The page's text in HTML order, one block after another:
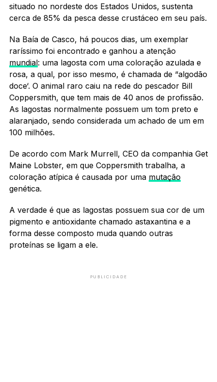
situado no nordeste dos Estados Unidos, sustenta
cerca de 85% da pesca desse crustáceo em seu país.
Na Baía de Casco, há poucos dias, um exemplar
raríssimo foi encontrado e ganhou a atenção
mundial: uma lagosta com uma coloração azulada e
rosa, a qual, por isso mesmo, é chamada de “algodão
doce‘. O animal raro caiu na rede do pescador Bill
Coppersmith, que tem mais de 40 anos de profissão.
As lagostas normalmente possuem um tom preto e
alaranjado, sendo considerada um achado de um em
100 milhões.
De acordo com Mark Murrell, CEO da companhia Get
Maine Lobster, em que Coppersmith trabalha, a
coloração atípica é causada por uma mutação
genética.
A verdade é que as lagostas possuem sua cor de um
pigmento e antioxidante chamado astaxantina e a
forma desse composto muda quando outras
proteínas se ligam a ele.
PUBLICIDADE